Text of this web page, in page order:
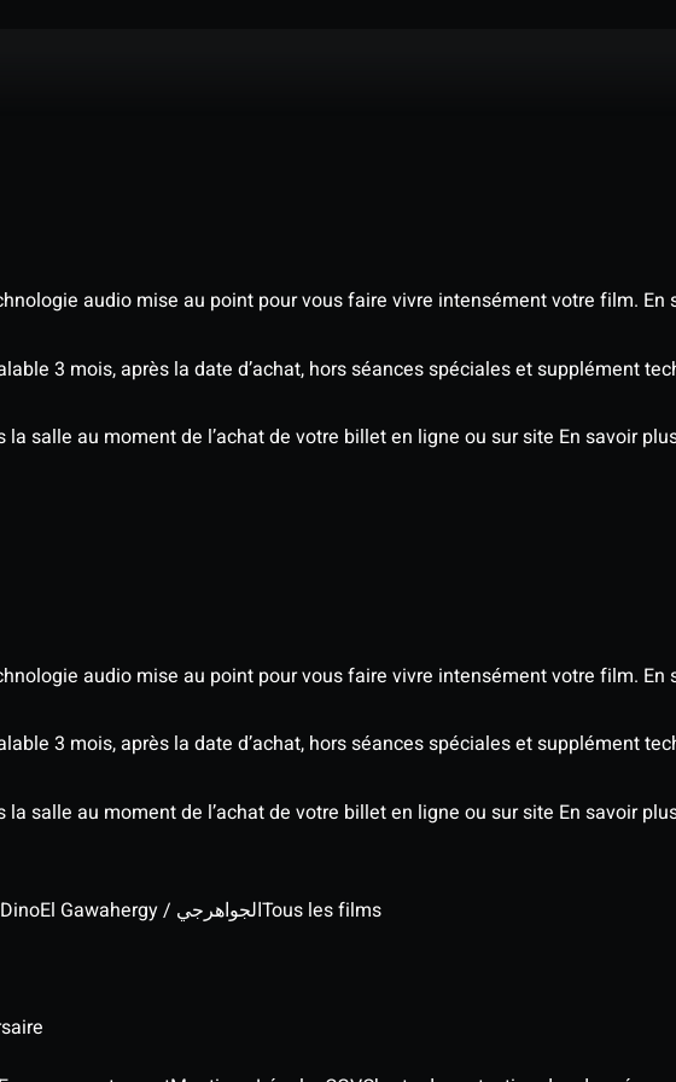
audio mise au point pour vous faire vivre intensément votre film. En
3 mois, après la date d’achat, hors séances spéciales et supplément
salle au moment de l’achat de votre billet en ligne ou sur site En savoir
audio mise au point pour vous faire vivre intensément votre film. En
3 mois, après la date d’achat, hors séances spéciales et supplément
salle au moment de l’achat de votre billet en ligne ou sur site En savoir
El Gawahergy / الجواهرجيTous les films